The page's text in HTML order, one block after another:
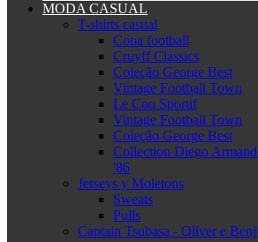
MODA CASUAL
T-shirts casual
Copa football
Cruyff Classics
Coleção George Best
Vintage Football Town
Le Coq Sportif
Vintage Football Town
Coleção George Best
Collection Diego
'86
Jerseys y Moletons
Sweats
Pulls
Captain Tsubasa - Oliver e Benji